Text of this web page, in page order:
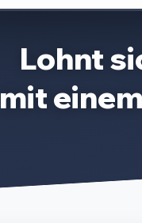
Lohnt
mit